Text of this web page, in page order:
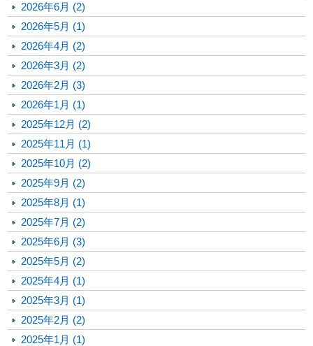
2026年6月 (2)
2026年5月 (1)
2026年4月 (2)
2026年3月 (2)
2026年2月 (3)
2026年1月 (1)
2025年12月 (2)
2025年11月 (1)
2025年10月 (2)
2025年9月 (2)
2025年8月 (1)
2025年7月 (2)
2025年6月 (3)
2025年5月 (2)
2025年4月 (1)
2025年3月 (1)
2025年2月 (2)
2025年1月 (1)